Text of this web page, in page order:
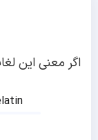
اگر معنی این